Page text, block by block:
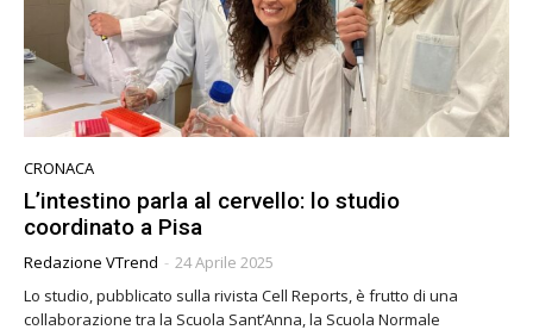
CRONACA
L’intestino parla al cervello: lo studio
coordinato a Pisa
Redazione VTrend - 24 Aprile 2025
Lo studio, pubblicato sulla rivista Cell Reports, è frutto di una
collaborazione tra la Scuola Sant’Anna, la Scuola Normale